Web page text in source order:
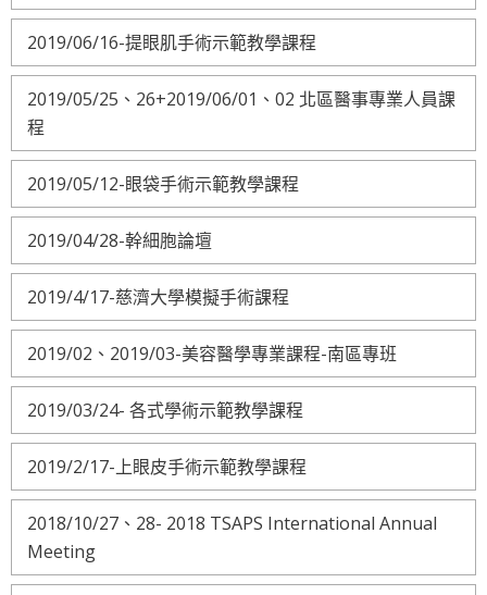
2019/06/16-提眼肌手術示範教學課程
2019/05/25、26+2019/06/01、02 北區醫事專業人員課
程
2019/05/12-眼袋手術示範教學課程
2019/04/28-幹細胞論壇
2019/4/17-慈濟大學模擬手術課程
2019/02、2019/03-美容醫學專業課程-南區專班
2019/03/24- 各式學術示範教學課程
2019/2/17-上眼皮手術示範教學課程
2018/10/27、28- 2018 TSAPS International Annual
Meeting